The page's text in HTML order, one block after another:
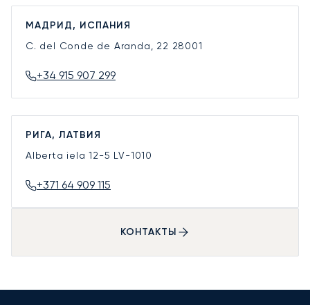
МАДРИД, ИСПАНИЯ
C. del Conde de Aranda, 22 28001
+34 915 907 299
РИГА, ЛАТВИЯ
Alberta iela 12-5 LV-1010
+371 64 909 115
КОНТАКТЫ